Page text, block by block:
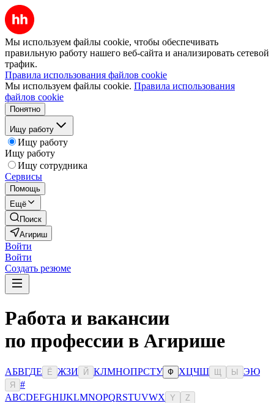
Мы используем файлы cookie, чтобы обеспечивать
правильную работу нашего веб-сайта и анализировать сетевой
трафик.
Правила использования файлов cookie
Мы используем файлы cookie. Правила использования
файлов cookie
Понятно
Ищу работу
Ищу работу
Ищу работу
Ищу сотрудника
Сервисы
Помощь
Ещё
Поиск
Агириш
Войти
Войти
Создать резюме
Работа и вакансии
по профессии в Агирише
АБВГДЕ Ё ЖЗИ Й КЛМНОПРСТУ Ф ХЦЧШ Ы ЭЮ
Я
#
ABCDEFGHIJKLMNOPQRSTUVWX Y Z